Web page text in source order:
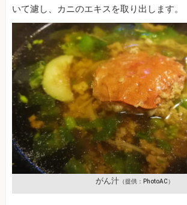
いて濾し、カニのエキスを取り出します。
がん汁 （提供：PhotoAC）